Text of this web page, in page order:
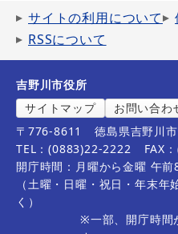
サイトの利用について
RSSについて
吉野川市役所
サイトマップ
お問い合わ
〒776-8611
徳島県吉野川
TEL：(0883)22-2222
FAX
開庁時間：月曜から金曜 午
（土曜・日曜・祝日・年末
く）
※一部、開庁時間